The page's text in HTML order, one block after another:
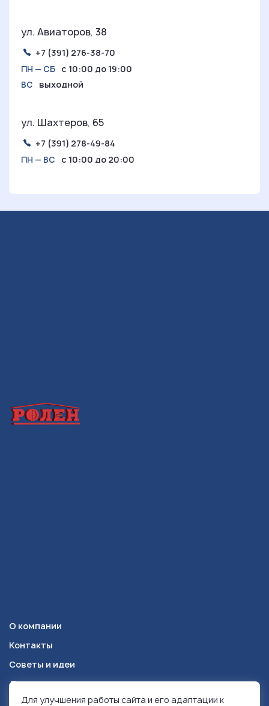
ул. Авиаторов, 38
+7 (391) 276-38-70
ПН — СБ с 10:00 до 19:00
ВС выходной
ул. Шахтеров, 65
+7 (391) 278-49-84
ПН — ВС с 10:00 до 20:00
О компании
Контакты
Советы и идеи
Доставка и оплата
Для улучшения работы сайта и его адаптации к